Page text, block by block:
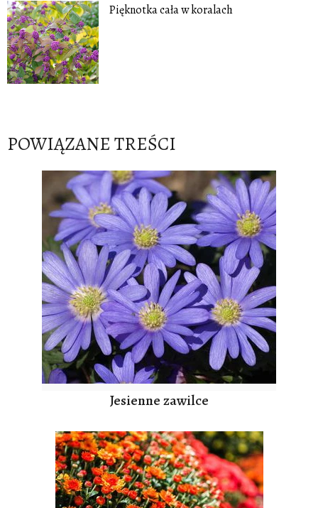
Pięknotka cała w koralach
POWIĄZANE TREŚCI
Jesienne zawilce